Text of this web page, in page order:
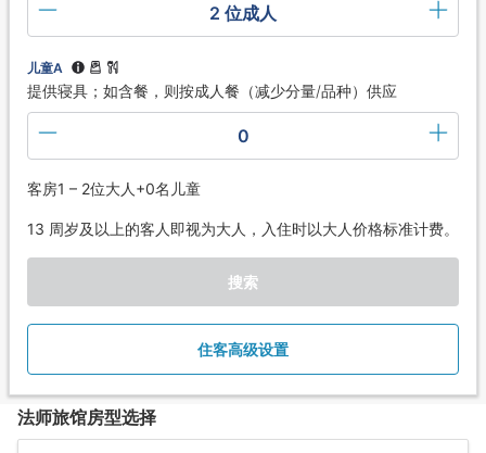
2 位成人
儿童A
提供寝具；如含餐，则按成人餐（减少分量/品种）供应
0
客房1 – 2位大人+0名儿童
13 周岁及以上的客人即视为大人，入住时以大人价格标准计费。
搜索
住客高级设置
法师旅馆房型选择